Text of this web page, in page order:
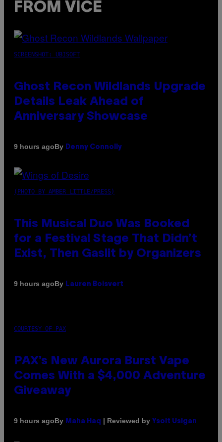
FROM VICE
SCREENSHOT: UBISOFT
Ghost Recon Wildlands Upgrade
Details Leak Ahead of
Anniversary Showcase
9 hours agoBy Denny Connolly
(PHOTO BY AMBER LITTLE/PRESS)
This Musical Duo Was Booked
for a Festival Stage That Didn’t
Exist, Then Gaslit by Organizers
9 hours agoBy Lauren Boisvert
COURTESY OF PAX
PAX’s New Aurora Burst Vape
Comes With a $4,000 Adventure
Giveaway
9 hours agoBy Maha Haq | Reviewed by Ysolt Usigan